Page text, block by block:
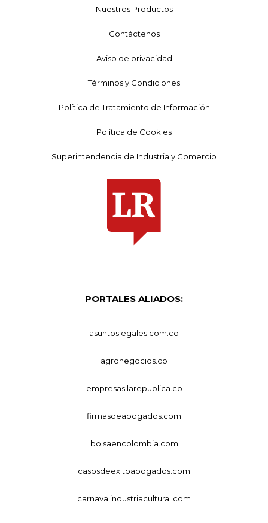
Nuestros Productos
Contáctenos
Aviso de privacidad
Términos y Condiciones
Política de Tratamiento de Información
Política de Cookies
Superintendencia de Industria y Comercio
PORTALES ALIADOS:
asuntoslegales.com.co
agronegocios.co
empresas.larepublica.co
firmasdeabogados.com
bolsaencolombia.com
casosdeexitoabogados.com
carnavalindustriacultural.com